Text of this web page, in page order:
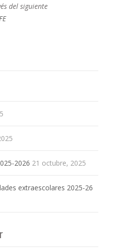
del siguiente
2026 21 octubre, 2025
extraescolares 2025-26